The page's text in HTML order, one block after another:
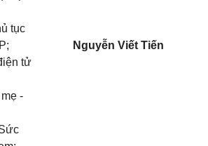
tục
tử
mẹ -
Nguyễn Viết Tiến